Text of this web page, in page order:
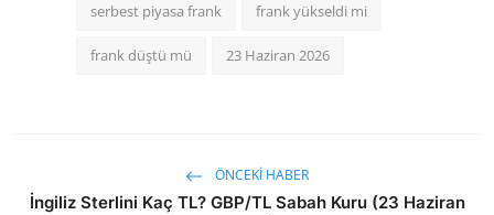
serbest piyasa frank frank yükseldi mi
frank düştü mü 23 Haziran 2026
ÖNCEKI HABER
İngiliz Sterlini Kaç TL? GBP/TL Sabah Kuru (23 Haziran